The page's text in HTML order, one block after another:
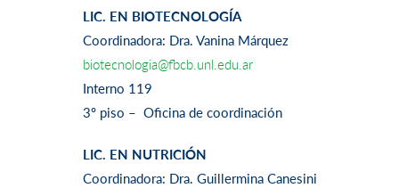
LIC. EN BIOTECNOLOGÍA
Coordinadora: Dra. Vanina Márquez
biotecnologia@fbcb.unl.edu.ar
Interno 119
3º piso – Oficina de coordinación
LIC. EN NUTRICIÓN
Coordinadora: Dra. Guillermina Canesini